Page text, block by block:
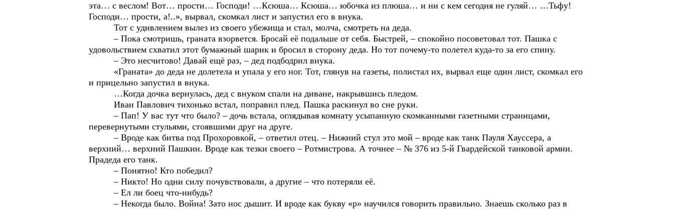
эта… с веслом! Вот… прости… Господи! …Ксюша… Ксюша… юбочка из плюша… и ни с кем сегодня не гуляй… …Тьфу!
Господи… прости, а!..», вырвал, скомкал лист и запустил его в внука.
Тот с удивлением вылез из своего убежища и стал, молча, смотреть на деда.
– Пока смотришь, граната взорвется. Бросай её подальше от себя. Быстрей, – спокойно посоветовал тот. Пашка с
удовольствием схватил этот бумажный шарик и бросил в сторону деда. Но тот почему-то полетел куда-то за его спину.
– Это несчитово! Давай ещё раз, – дед подбодрил внука.
«Граната» до деда не долетела и упала у его ног. Тот, глянув на газеты, полистал их, вырвал еще один лист, скомкал его
и прицельно запустил в внука.
…Когда дочка вернулась, дед с внуком спали на диване, накрывшись пледом.
Иван Павлович тихонько встал, поправил плед. Пашка раскинул во сне руки.
– Пап! У вас тут что было? – дочь встала, оглядывая комнату усыпанную скомканными газетными страницами,
перевернутыми стульями, стоявшими друг на друге.
– Вроде как битва под Прохоровкой, – ответил отец. – Нижний стул это мой – вроде как танк Пауля Хауссера, а
верхний… верхний Пашкин. Вроде как тезки своего – Ротмистрова. А точнее – № 376 из 5-й Гвардейской танковой армии.
Прадеда его танк.
– Понятно! Кто победил?
– Никто! Но одни силу почувствовали, а другие – что потеряли её.
– Ел ли боец что-нибудь?
– Некогда было. Война! Зато нос дышит. И вроде как букву «р» научился говорить правильно. Знаешь сколько раз в